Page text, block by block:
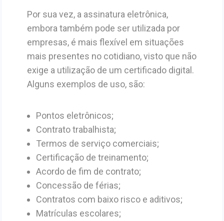
Por sua vez, a assinatura eletrônica,
embora também pode ser utilizada por
empresas, é mais flexível em situações
mais presentes no cotidiano, visto que não
exige a utilização de um certificado digital.
Alguns exemplos de uso, são:
Pontos eletrônicos;
Contrato trabalhista;
Termos de serviço comerciais;
Certificação de treinamento;
Acordo de fim de contrato;
Concessão de férias;
Contratos com baixo risco e aditivos;
Matrículas escolares;